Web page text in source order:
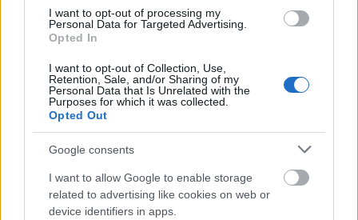
I want to opt-out of processing my
Personal Data for Targeted Advertising.
Opted In
I want to opt-out of Collection, Use,
Retention, Sale, and/or Sharing of my
Personal Data that Is Unrelated with the
Purposes for which it was collected.
Opted Out
Google consents
I want to allow Google to enable storage
related to advertising like cookies on web or
device identifiers in apps.
mokuspanna• 2013. május 29.
Szódabikarbónával már takarítottunk, tisztítottunk
és már meg is ittuk. Most a lábainkat vesszük vele
kezelésbe. Miért is jó ez nekünk? Mert a
szódabikarbónás víz tényleg csodákra képes, már
sokszor bizonyított. Mikor áztasd Te is így a
lábaidat? ha…
Mosogatótisztítás 4 egyszerű
lépésben [szóda-szerda]